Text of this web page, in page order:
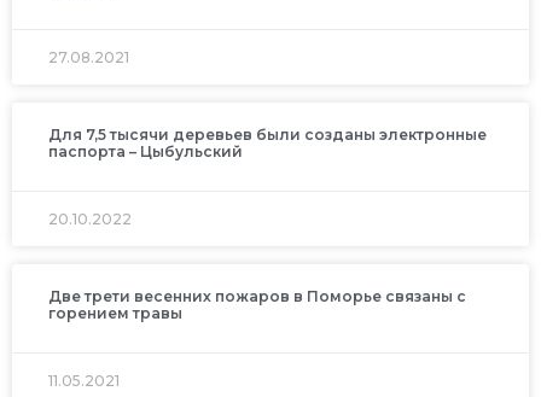
27.08.2021
Для 7,5 тысячи деревьев были созданы электронные
паспорта – Цыбульский
20.10.2022
Две трети весенних пожаров в Поморье связаны с
горением травы
11.05.2021